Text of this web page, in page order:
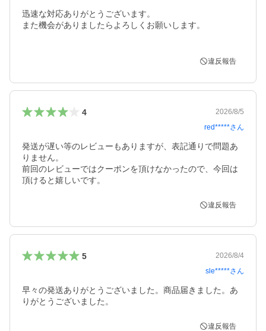
迅速な対応ありがとうございます。
また機会がありましたらよろしくお願いします。
違反報告
4
2026/8/5
red*****さん
発送が遅い等のレビューもありますが、表記通りで問題あ
りません。
前回のレビューではクーポンを頂けなかったので、今回は
頂けると嬉しいです。
違反報告
5
2026/8/4
sle*****さん
早々の発送ありがとうございました。商品届きました。あ
りがとうございました。
違反報告